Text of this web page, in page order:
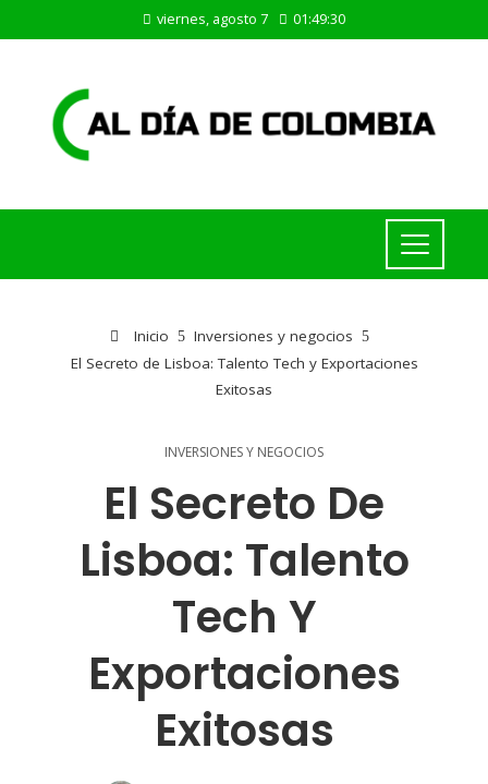
viernes, agosto 7 01:49:30
Inicio
Inversiones y negocios
El Secreto de Lisboa: Talento Tech y Exportaciones
Exitosas
INVERSIONES Y NEGOCIOS
El Secreto De
Lisboa: Talento
Tech Y
Exportaciones
Exitosas